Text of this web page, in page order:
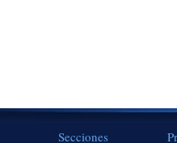
Secciones